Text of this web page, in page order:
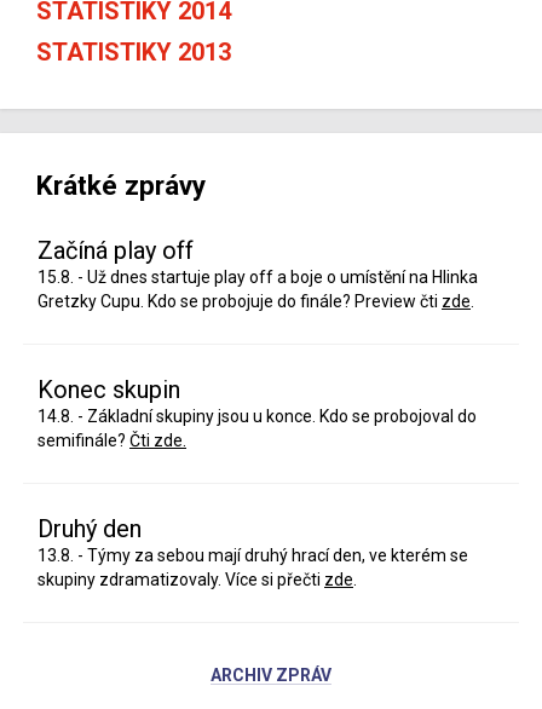
STATISTIKY 2014
STATISTIKY 2013
Krátké zprávy
Začíná play off
15.8. - Už dnes startuje play off a boje o umístění na Hlinka
Gretzky Cupu. Kdo se probojuje do finále? Preview čti zde
Konec skupin
14.8. - Základní skupiny jsou u konce. Kdo se probojoval do
semifinále? Čti zde.
Druhý den
13.8. - Týmy za sebou mají druhý hrací den, ve kterém se
skupiny zdramatizovaly. Více si přečti zde
ARCHIV ZPRÁV